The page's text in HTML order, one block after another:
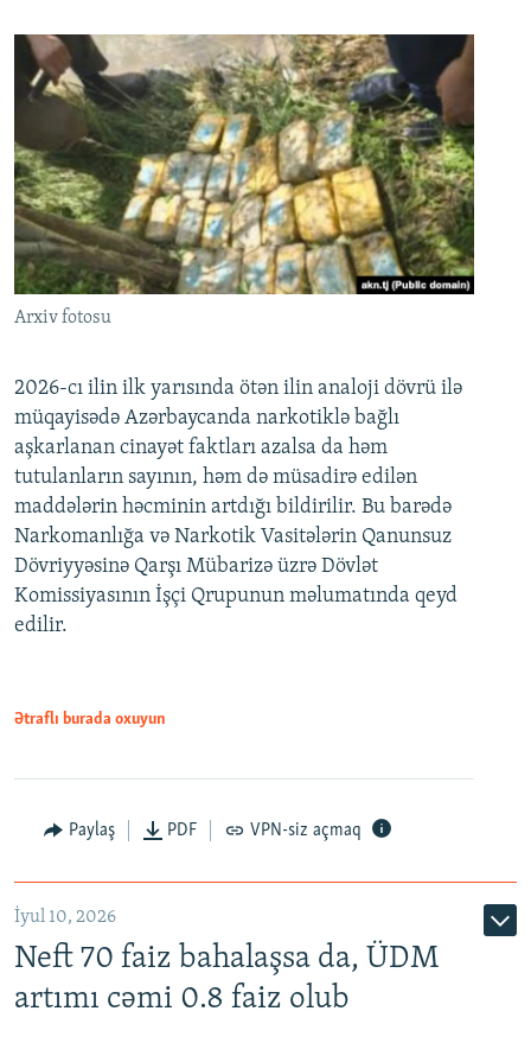
Arxiv fotosu
2026-cı ilin ilk yarısında ötən ilin analoji dövrü ilə
müqayisədə Azərbaycanda narkotiklə bağlı
aşkarlanan cinayət faktları azalsa da həm
tutulanların sayının, həm də müsadirə edilən
maddələrin həcminin artdığı bildirilir. Bu barədə
Narkomanlığa və Narkotik Vasitələrin Qanunsuz
Dövriyyəsinə Qarşı Mübarizə üzrə Dövlət
Komissiyasının İşçi Qrupunun məlumatında qeyd
edilir.
Ətraflı burada oxuyun
Paylaş PDF VPN-siz açmaq
İyul 10, 2026
Neft 70 faiz bahalaşsa da, ÜDM
artımı cəmi 0.8 faiz olub